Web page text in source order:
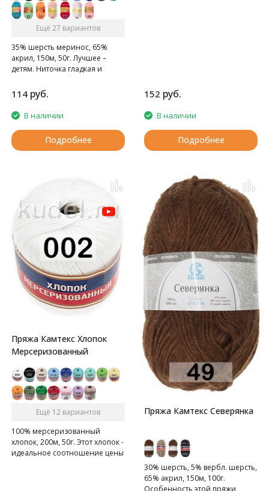
Ещё 27 вариантов
35% шерсть меринос, 65%
акрил, 150м, 50г. Лучшее –
детям. Ниточка гладкая и
шелковистая, абсолютно
гипоаллергенна для
чувствительной детской кожи.
114 руб.
В наличии
Подробнее
152 руб.
В наличии
Подробнее
Пряжа Камтекс Хлопок
Мерсеризованный
Ещё 12 вариантов
100% мерсеризованный
хлопок, 200м, 50г. Этот хлопок -
идеальное соотношение цены
Пряжа Камтекс Северянка
30% шерсть, 5% вербл. шерсть,
65% акрил, 150м, 100г.